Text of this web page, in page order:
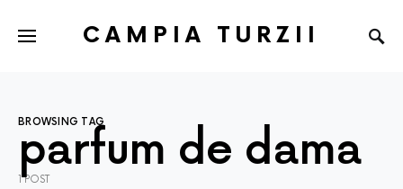
CAMPIA TURZII
BROWSING TAG
parfum de dama
1 POST